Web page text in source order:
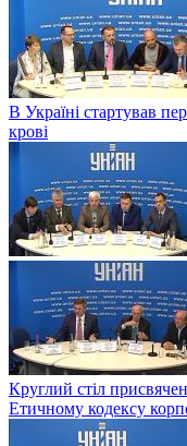
В Україні стартував
крові
Круглий стіл
Етичному кодексу